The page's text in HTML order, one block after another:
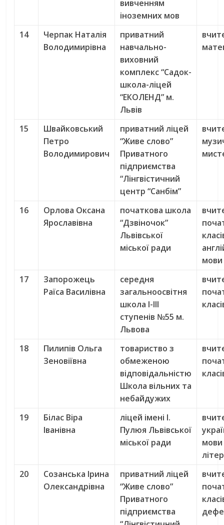
вивченням
іноземних мов
14
Черпак Наталія
Володимирівна
приватний
навчально-
виховний
комплекс “Садок-
школа-ліцей
“ЕКОЛЕНД” м.
Львів
15
Швайковський
Петро
Володимирович
приватний ліцей
“Живе слово”
Приватного
підприємства
“Лінгвістичний
центр “Санбім”
16
Орлова Оксана
Ярославівна
початкова школа
“Дзвіночок”
Львівської
міської ради
мови
17
Запорожець
Раїса Василівна
середня
загальноосвітня
школа І-ІІІ
ступенів №55 м.
Львова
18
Пилипів Ольга
Зеновіївна
товариство з
обмеженою
відповідальністю
Школа вільних та
небайдужих
19
Білас Віра
Іванівна
ліцей імені І.
Пулюя Львівської
міської ради
20
Созанська Ірина
Олександрівна
приватний ліцей
“Живе слово”
Приватного
підприємства